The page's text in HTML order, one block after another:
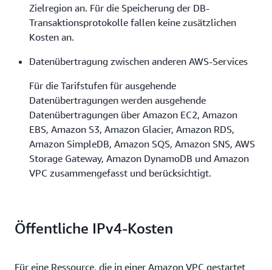
Zielregion an. Für die Speicherung der DB-
Transaktionsprotokolle fallen keine zusätzlichen
Kosten an.
Datenübertragung zwischen anderen AWS-Services
Für die Tarifstufen für ausgehende
Datenübertragungen werden ausgehende
Datenübertragungen über Amazon EC2, Amazon
EBS, Amazon S3, Amazon Glacier, Amazon RDS,
Amazon SimpleDB, Amazon SQS, Amazon SNS, AWS
Storage Gateway, Amazon DynamoDB und Amazon
VPC zusammengefasst und berücksichtigt.
Öffentliche IPv4-Kosten
Für eine Ressource, die in einer Amazon VPC gestartet